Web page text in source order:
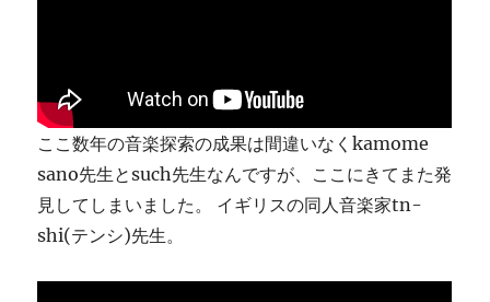
ここ数年の音楽探索の成果は間違いなくkamome
sano先生とsuch先生なんですが、ここにきてまた発
見してしまいました。 イギリスの同人音楽家tn-
shi(テンシ)先生。